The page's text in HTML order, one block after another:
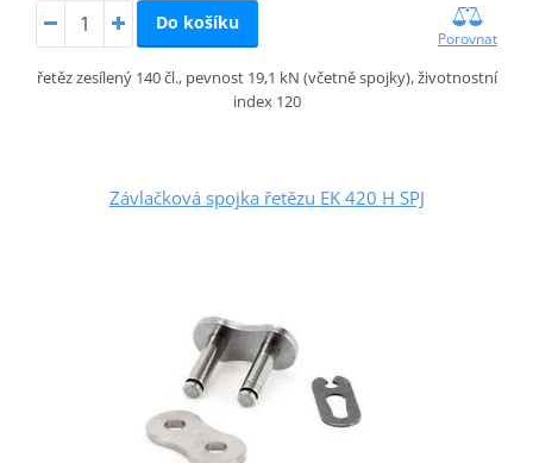
Do košíku
Porovnat
řetěz zesílený 140 čl., pevnost 19,1 kN (včetně spojky), životnostní
index 120
Závlačková spojka řetězu EK 420 H SPJ